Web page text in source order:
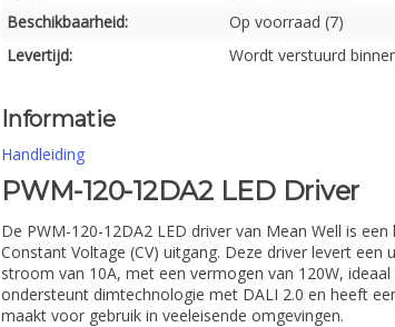
Beschikbaarheid:
Op voorraad (7)
Levertijd:
Wordt verstuurd
Informatie
Handleiding
PWM-120-12DA2 LED Driver
De PWM-120-12DA2 LED driver van Mean Well is
Constant Voltage (CV) uitgang. Deze driver levert een
stroom van 10A, met een vermogen van 120W,
ondersteunt dimtechnologie met DALI 2.0 en heeft
maakt voor gebruik in veeleisende omgevingen.